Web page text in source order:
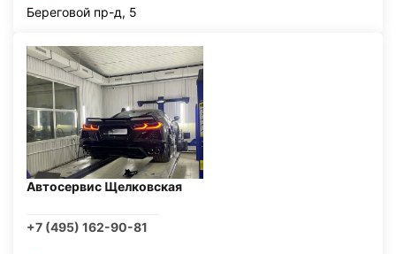
Береговой пр-д, 5
Автосервис Щелковская
+7 (495) 162-90-81